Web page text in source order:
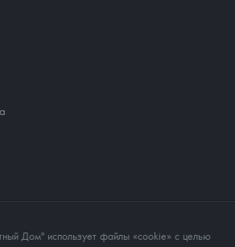
Дом" использует файлы «cookie» с целью